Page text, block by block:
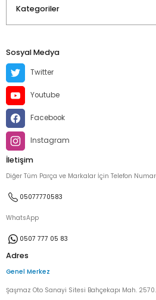
Kategoriler
Sosyal Medya
Twitter
Youtube
Facebook
Instagram
İletişim
Diğer Tüm Parça ve Markalar İçin Telefon
05077770583
WhatsApp
0507 777 05 83
Adres
Genel Merkez
Şaşmaz Oto Sanayi Sitesi Bahçekapı Mah.